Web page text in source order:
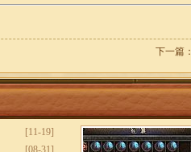
下一篇：
[11-19]
[08-31]